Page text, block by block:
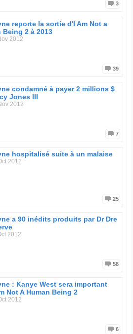
3
reporte la sortie d'I Am Not a
Being 2 à 2013
2012
39
condamné à payer 2 millions $
Jones III
2012
7
hospitalisé suite à un malaise
2012
25
a 90 inédits produits par Dr Dre
2012
58
: Kanye West sera important
Not A Human Being 2
2012
6